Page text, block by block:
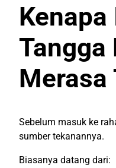
Kenapa
Tangga
Merasa
Sebelum masuk ke
sumber tekanannya.
Biasanya datang dari: